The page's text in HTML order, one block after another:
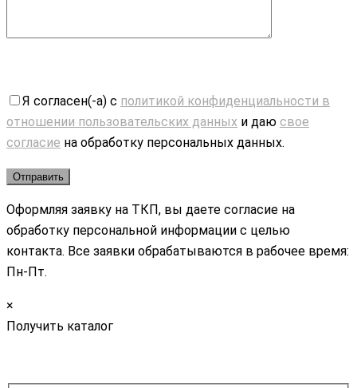
Я согласен(-а) с политикой конфиденциальности в
отношении пользовательских данных и даю свое
согласие на обработку персональных данных.
Оформляя заявку на ТКП, вы даете согласие на
обработку персональной информации с целью
контакта. Все заявки обрабатываются в рабочее время:
Пн-Пт.
×
Получить каталог